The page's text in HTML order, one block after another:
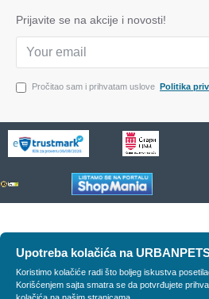
Prijavite se na akcije i novosti!
Pročitao sam i prihvatam uslove Politika
Upotreba kolačića na
Koristimo kolačiće radi što boljeg iskustva
Korišćenjem sajta smatra se da potvrđujete